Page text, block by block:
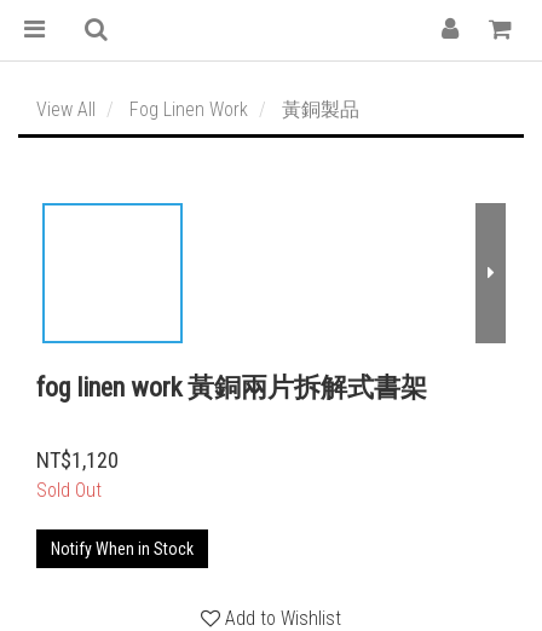
View All Fog Linen Work 黃銅製品
fog linen work 黃銅兩片拆解式書架
NT$1,120
Sold Out
Notify When in Stock
Add to Wishlist